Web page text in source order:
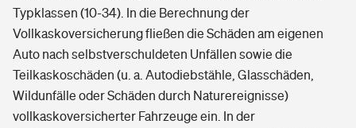
Typklassen (10-34). In die Berechnung der
Vollkaskoversicherung fließen die Schäden am eigenen
Auto nach selbstverschuldeten Unfällen sowie die
Teilkaskoschäden (u. a. Autodiebstähle, Glasschäden,
Wildunfälle oder Schäden durch Naturereignisse)
vollkaskoversicherter Fahrzeuge ein. In der